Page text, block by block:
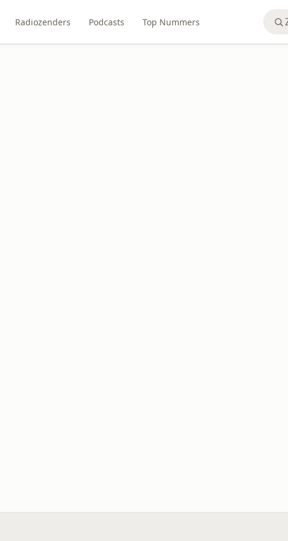
Radiozenders Podcasts Top Nummers